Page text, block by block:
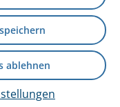
ablehnen